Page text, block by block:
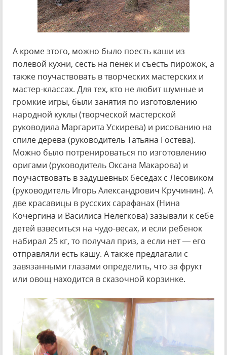
А кроме этого, можно было поесть каши из
полевой кухни, сесть на пенек и съесть пирожок, а
также поучаствовать в творческих мастерских и
мастер-классах. Для тех, кто не любит шумные и
громкие игры, были занятия по изготовлению
народной куклы (творческой мастерской
руководила Маргарита Ускирева) и рисованию на
спиле дерева (руководитель Татьяна Гостева).
Можно было потренироваться по изготовлению
оригами (руководитель Оксана Макарова) и
поучаствовать в задушевных беседах с Лесовиком
(руководитель Игорь Александрович Кручинин). А
две красавицы в русских сарафанах (Нина
Кочергина и Василиса Нелегкова) зазывали к себе
детей взвеситься на чудо-весах, и если ребенок
набирал 25 кг, то получал приз, а если нет — его
отправляли есть кашу. А также предлагали с
завязанными глазами определить, что за фрукт
или овощ находится в сказочной корзинке.